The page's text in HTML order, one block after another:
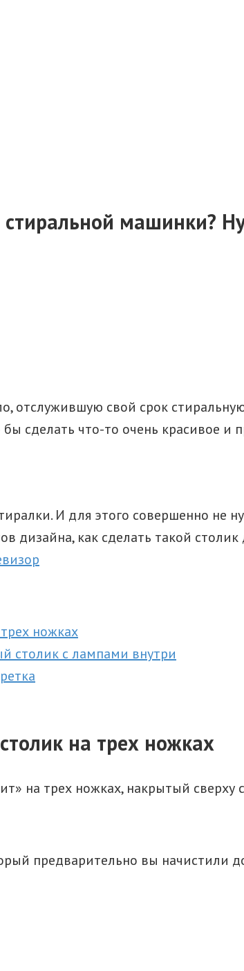
машинки?
отслужившую свой срок
сделать что-то очень красивое и
И для этого совершенно
дизайна, как сделать такой
ножках
столик с лампами внутри
на трех ножках
на трех ножках, накрытый сверху
предварительно вы начистили